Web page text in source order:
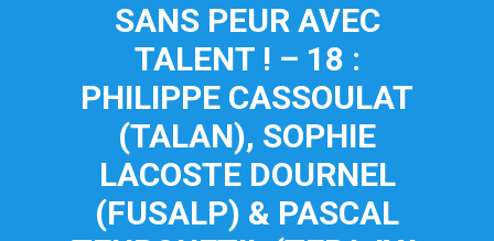
SANS PEUR AVEC
TALENT ! – 18 :
PHILIPPE CASSOULAT
(TALAN), SOPHIE
LACOSTE DOURNEL
(FUSALP) & PASCAL